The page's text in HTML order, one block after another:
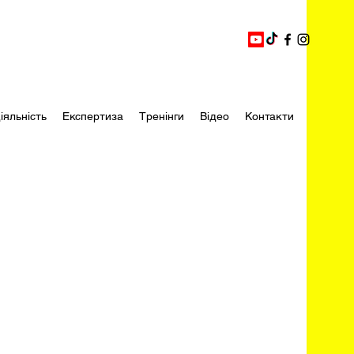
Експертиза Тренінги Відео Контакти